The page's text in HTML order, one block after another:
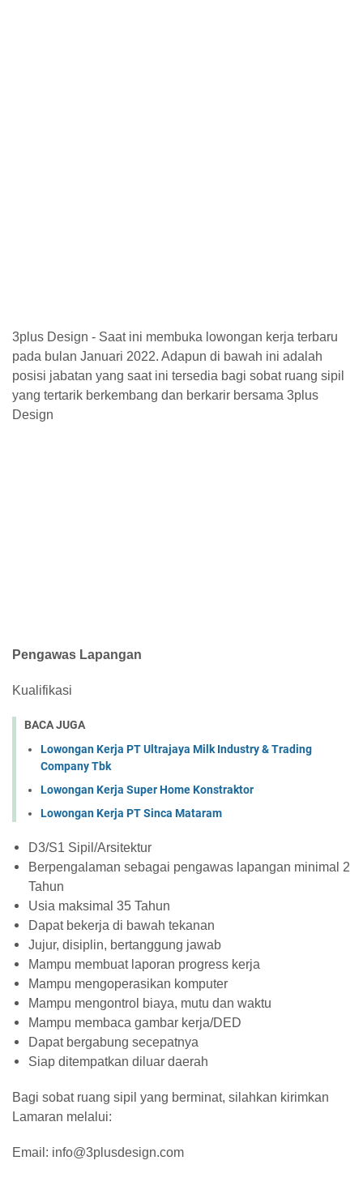
3plus Design - Saat ini membuka lowongan kerja terbaru
pada bulan Januari 2022. Adapun di bawah ini adalah
posisi jabatan yang saat ini tersedia bagi sobat ruang sipil
yang tertarik berkembang dan berkarir bersama 3plus
Design
Pengawas Lapangan
Kualifikasi
BACA JUGA
Lowongan Kerja PT Ultrajaya Milk Industry & Trading
Company Tbk
Lowongan Kerja Super Home Konstraktor
Lowongan Kerja PT Sinca Mataram
D3/S1 Sipil/Arsitektur
Berpengalaman sebagai pengawas lapangan minimal 2
Tahun
Usia maksimal 35 Tahun
Dapat bekerja di bawah tekanan
Jujur, disiplin, bertanggung jawab
Mampu membuat laporan progress kerja
Mampu mengoperasikan komputer
Mampu mengontrol biaya, mutu dan waktu
Mampu membaca gambar kerja/DED
Dapat bergabung secepatnya
Siap ditempatkan diluar daerah
Bagi sobat ruang sipil yang berminat, silahkan kirimkan
Lamaran melalui:
Email: info@3plusdesign.com